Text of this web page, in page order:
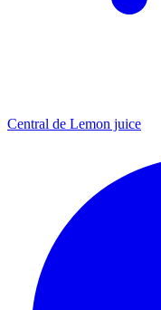
Central de Lemon juice